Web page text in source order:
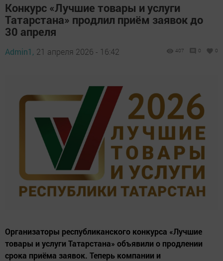
Конкурс «Лучшие товары и услуги
Татарстана» продлил приём заявок до
30 апреля
Admin1, 21 апреля 2026 - 16:42 407 0 0
Организаторы республиканского конкурса «Лучшие
товары и услуги Татарстана» объявили о продлении
срока приёма заявок. Теперь компании и